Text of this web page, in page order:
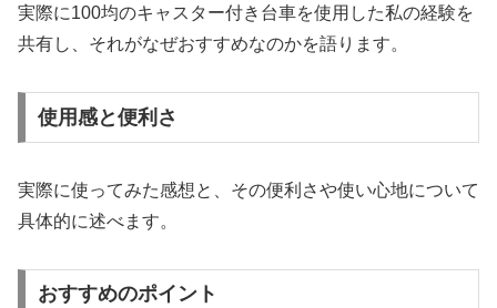
実際に100均のキャスター付き台車を使用した私の経験を
共有し、それがなぜおすすめなのかを語ります。
使用感と便利さ
実際に使ってみた感想と、その便利さや使い心地について
具体的に述べます。
おすすめのポイント